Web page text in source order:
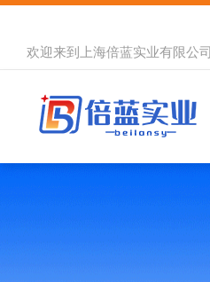
欢迎来到 上海倍蓝实业有限公司